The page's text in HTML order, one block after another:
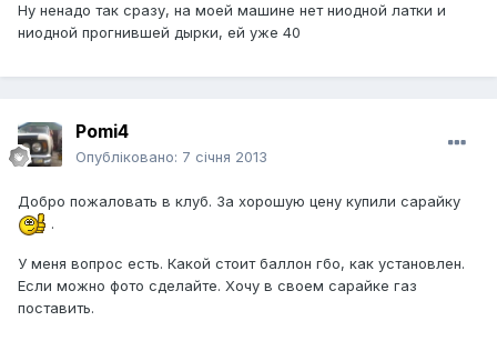
Ну ненадо так сразу, на моей машине нет ниодной латки и
ниодной прогнившей дырки, ей уже 40
Pomi4
Опубліковано: 7 січня 2013
Добро пожаловать в клуб. За хорошую цену купили сарайку
.
У меня вопрос есть. Какой стоит баллон гбо, как установлен.
Если можно фото сделайте. Хочу в своем сарайке газ
поставить.